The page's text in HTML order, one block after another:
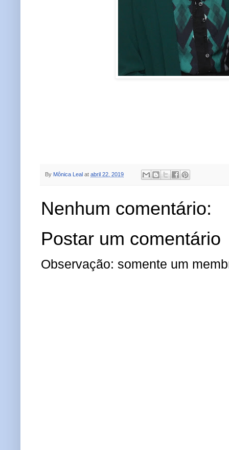
By Mônica Leal at abril 22, 2019
Nenhum comentário:
Postar um comentário
Observação: somente um